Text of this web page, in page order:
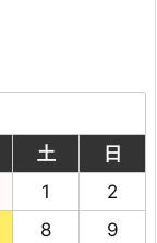
土
日
1
2
8
9